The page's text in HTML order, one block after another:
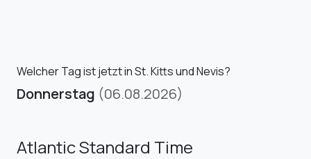
Welcher Tag ist jetzt in St. Kitts und Nevis?
Donnerstag (06.08.2026)
Atlantic Standard Time